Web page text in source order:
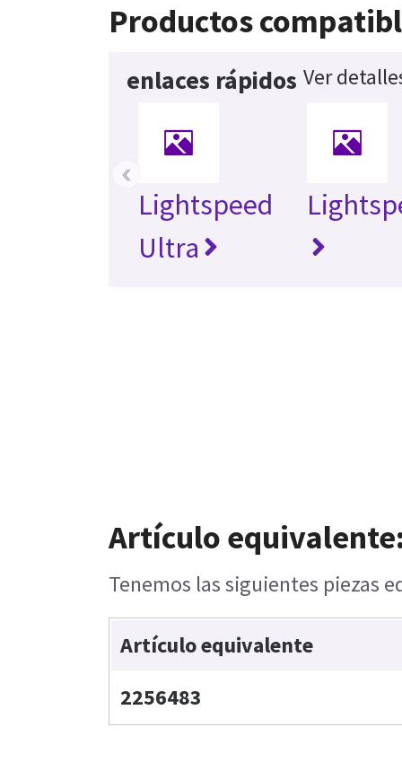
Productos
enlaces rápidos Ver
Lightspeed
Ultra
‹
Artículo
Tenemos las siguientes piezas
Artículo equivalente
2256483